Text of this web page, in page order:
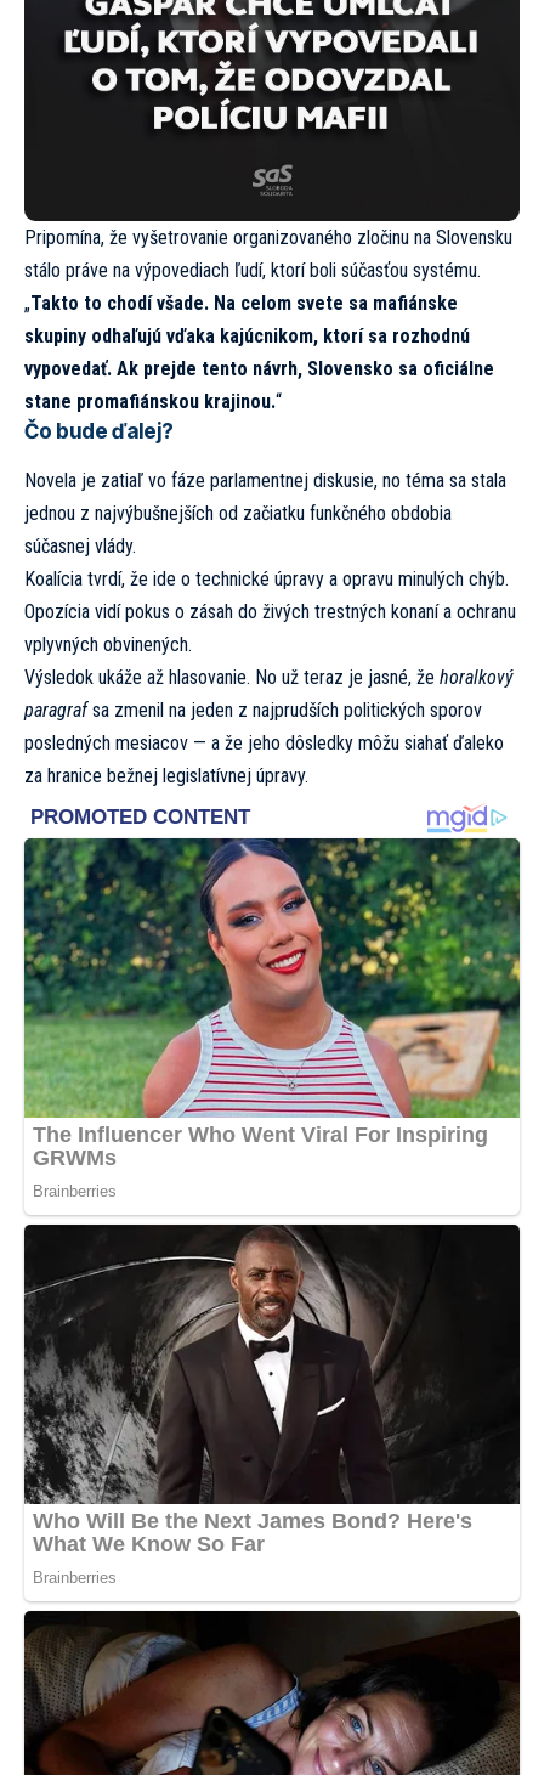
Pripomína, že vyšetrovanie organizovaného zločinu na Slovensku
stálo práve na výpovediach ľudí, ktorí boli súčasťou systému.
„Takto to chodí všade. Na celom svete sa mafiánske
skupiny odhaľujú vďaka kajúcnikom, ktorí sa rozhodnú
vypovedať. Ak prejde tento návrh, Slovensko sa oficiálne
stane promafiánskou krajinou.“
Čo bude ďalej?
Novela je zatiaľ vo fáze parlamentnej diskusie, no téma sa stala
jednou z najvýbušnejších od začiatku funkčného obdobia
súčasnej vlády.
Koalícia tvrdí, že ide o technické úpravy a opravu minulých chýb.
Opozícia vidí pokus o zásah do živých trestných konaní a ochranu
vplyvných obvinených.
Výsledok ukáže až hlasovanie. No už teraz je jasné, že horalkový
paragrafsa zmenil na jeden z najprudších politických sporov
posledných mesiacov — a že jeho dôsledky môžu siahať ďaleko
za hranice bežnej legislatívnej úpravy.